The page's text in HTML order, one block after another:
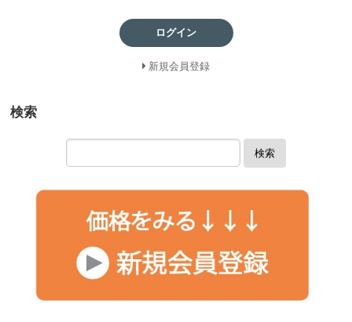
ログイン
新規会員登録
検索
検索